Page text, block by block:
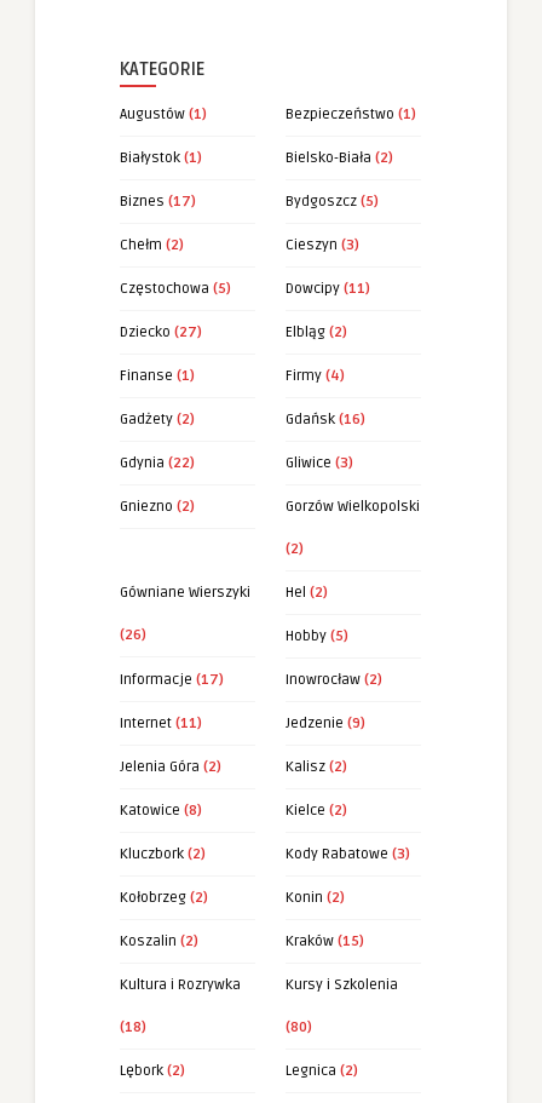
KATEGORIE
Augustów (1) Bezpieczeństwo (1)
Białystok (1) Bielsko-Biała (2)
Biznes (17) Bydgoszcz (5)
Chełm (2) Cieszyn (3)
Częstochowa (5) Dowcipy (11)
Dziecko (27) Elbląg (2)
Finanse (1) Firmy (4)
Gadżety (2) Gdańsk (16)
Gdynia (22) Gliwice (3)
Gniezno (2) Gorzów Wielkopolski
(2)
Gówniane Wierszyki
(26)
Hel (2)
Hobby (5)
Informacje (17) Inowrocław (2)
Internet (11) Jedzenie (9)
Jelenia Góra (2) Kalisz (2)
Katowice (8) Kielce (2)
Kluczbork (2) Kody Rabatowe (3)
Kołobrzeg (2) Konin (2)
Koszalin (2) Kraków (15)
Kultura i Rozrywka
(18)
Kursy i Szkolenia
(80)
Lębork (2) Legnica (2)